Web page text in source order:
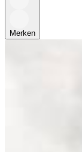
Merken